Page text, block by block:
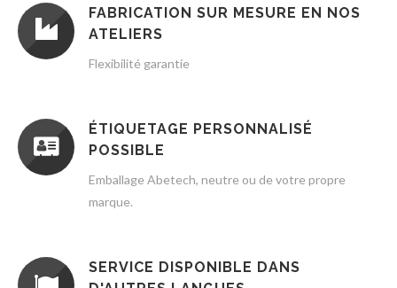
FABRICATION SUR MESURE EN NOS
ATELIERS
Flexibilité garantie
ÉTIQUETAGE PERSONNALISÉ
POSSIBLE
Emballage Abetech, neutre ou de votre propre
marque.
SERVICE DISPONIBLE DANS